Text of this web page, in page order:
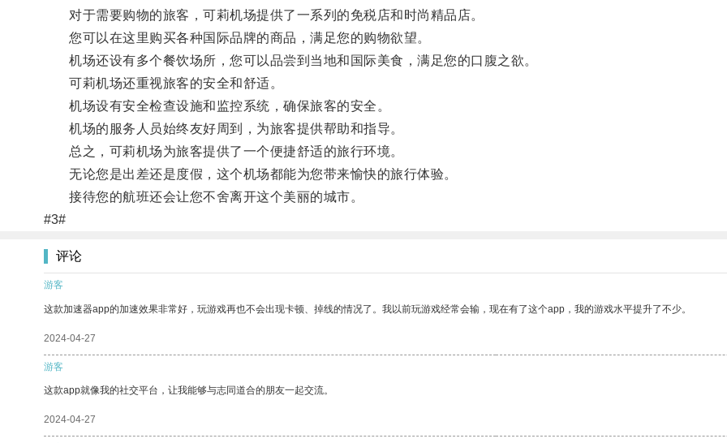
对于需要购物的旅客，可莉机场提供了一系列的免税店和时尚精品店。
您可以在这里购买各种国际品牌的商品，满足您的购物欲望。
机场还设有多个餐饮场所，您可以品尝到当地和国际美食，满足您的口腹之欲。
可莉机场还重视旅客的安全和舒适。
机场设有安全检查设施和监控系统，确保旅客的安全。
机场的服务人员始终友好周到，为旅客提供帮助和指导。
总之，可莉机场为旅客提供了一个便捷舒适的旅行环境。
无论您是出差还是度假，这个机场都能为您带来愉快的旅行体验。
接待您的航班还会让您不舍离开这个美丽的城市。
#3#
评论
游客
这款加速器app的加速效果非常好，玩游戏再也不会出现卡顿、掉线的情况了。我以前玩游戏经常会输，现在有了这个app，我的游戏水平提升了不少。
2024-04-27
游客
这款app就像我的社交平台，让我能够与志同道合的朋友一起交流。
2024-04-27